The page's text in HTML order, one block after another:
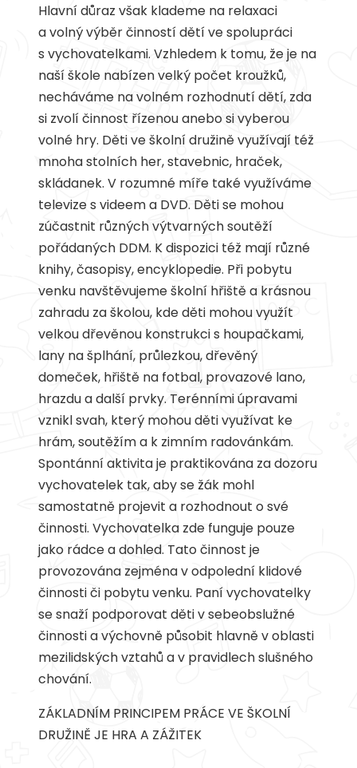
Hlavní důraz však klademe na relaxaci
a volný výběr činností dětí ve spolupráci
s vychovatelkami. Vzhledem k tomu, že je na
naší škole nabízen velký počet kroužků,
necháváme na volném rozhodnutí dětí, zda
si zvolí činnost řízenou anebo si vyberou
volné hry. Děti ve školní družině využívají též
mnoha stolních her, stavebnic, hraček,
skládanek. V rozumné míře také využíváme
televize s videem a DVD. Děti se mohou
zúčastnit různých výtvarných soutěží
pořádaných DDM. K dispozici též mají různé
knihy, časopisy, encyklopedie. Při pobytu
venku navštěvujeme školní hřiště a krásnou
zahradu za školou, kde děti mohou využít
velkou dřevěnou konstrukci s houpačkami,
lany na šplhání, průlezkou, dřevěný
domeček, hřiště na fotbal, provazové lano,
hrazdu a další prvky. Terénními úpravami
vznikl svah, který mohou děti využívat ke
hrám, soutěžím a k zimním radovánkám.
Spontánní aktivita je praktikována za dozoru
vychovatelek tak, aby se žák mohl
samostatně projevit a rozhodnout o své
činnosti. Vychovatelka zde funguje pouze
jako rádce a dohled. Tato činnost je
provozována zejména v odpolední klidové
činnosti či pobytu venku. Paní vychovatelky
se snaží podporovat děti v sebeobslužné
činnosti a výchovně působit hlavně v oblasti
mezilidských vztahů a v pravidlech slušného
chování.
ZÁKLADNÍM PRINCIPEM PRÁCE VE ŠKOLNÍ
DRUŽINĚ JE HRA A ZÁŽITEK